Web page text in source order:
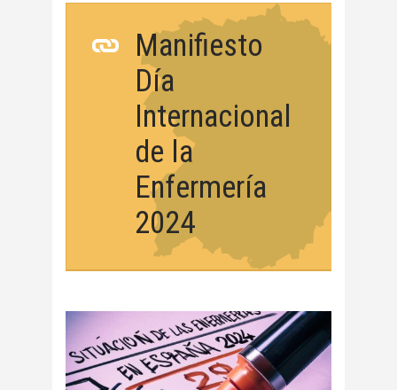
Manifiesto
Día
Internacional
de la
Enfermería
2024